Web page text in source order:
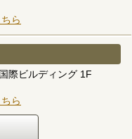
ら
際ビルディング 1F
ら